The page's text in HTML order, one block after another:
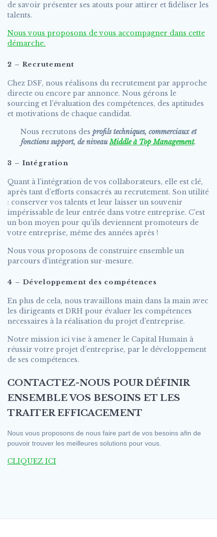
de savoir présenter ses atouts pour attirer et fidéliser les
talents.
Nous vous proposons de vous accompagner dans cette
démarche.
2 – Recrutement
Chez DSF, nous réalisons du recrutement par approche
directe ou encore par annonce. Nous gérons le
sourcing et l’évaluation des compétences, des aptitudes
et motivations de chaque candidat.
Nous recrutons des profils techniques, commerciaux et
fonctions support, de niveauMiddle à Top Management.
3 – Intégration
Quant à l’intégration de vos collaborateurs, elle est clé,
après tant d’efforts consacrés au recrutement. Son utilité
: conserver vos talents et leur laisser un souvenir
impérissable de leur entrée dans votre entreprise. C’est
un bon moyen pour qu’ils deviennent promoteurs de
votre entreprise, même des années après !
Nous vous proposons de construire ensemble un
parcours d’intégration sur-mesure.
4 – Développement des compétences
En plus de cela, nous travaillons main dans la main avec
les dirigeants et DRH pour évaluer les compétences
necessaires à la réalisation du projet d’entreprise.
Notre mission ici vise à amener le Capital Humain à
réussir votre projet d’entreprise, par le développement
de ses compétences.
CONTACTEZ-NOUS POUR DÉFINIR
ENSEMBLE VOS BESOINS ET LES
TRAITER EFFICACEMENT
Nous vous proposons de nous faire part de vos besoins afin de
pouvoir trouver les meilleures solutions pour vous.
CLIQUEZ ICI